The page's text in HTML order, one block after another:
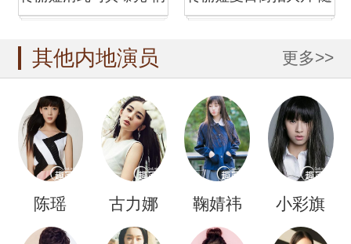
其他内地演员 更多>>
陈瑶 古力娜 鞠婧祎 小彩旗